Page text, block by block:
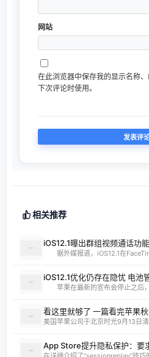
网站
在此浏览器中保存我的显示名称
下次评论时使用。
相关推荐
iOS12.1曝出群组视频通话功
据外媒报道，iOS12.1在
iOS12.1优化仍存在隐忧 电池
苹果在最新的宣布会停止之后，
看这里就够了 一篇看完苹果
美国苹果公司于北京时光9月13日
App Store提升隐私保护：要